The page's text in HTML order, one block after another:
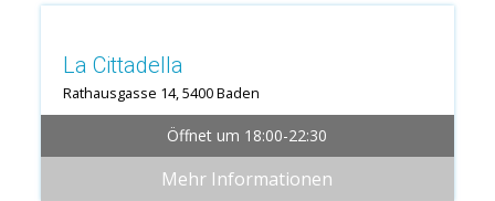
La Cittadella
Rathausgasse 14, 5400 Baden
Öffnet um 18:00-22:30
Mehr Informationen